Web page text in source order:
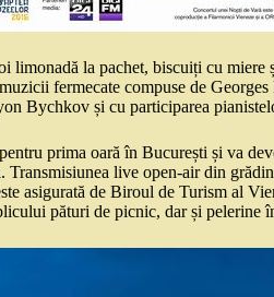
la pachet, biscuiți cu miere
fermecate compuse de
Bychkov și cu participarea
prima oară în București și va
live open-air din
asigurată de Biroul de Turism al
pături de picnic, dar și pelerine